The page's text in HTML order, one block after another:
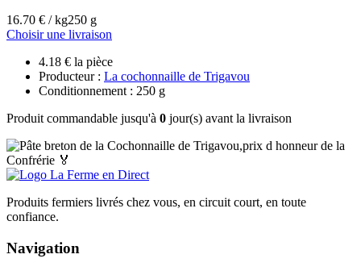
16.70 € / kg250 g
Choisir une livraison
4.18 € la pièce
Producteur : La cochonnaille de Trigavou
Conditionnement : 250 g
Produit commandable jusqu'à 0 jour(s) avant la livraison
Produits fermiers livrés chez vous, en circuit court, en toute
confiance.
Navigation